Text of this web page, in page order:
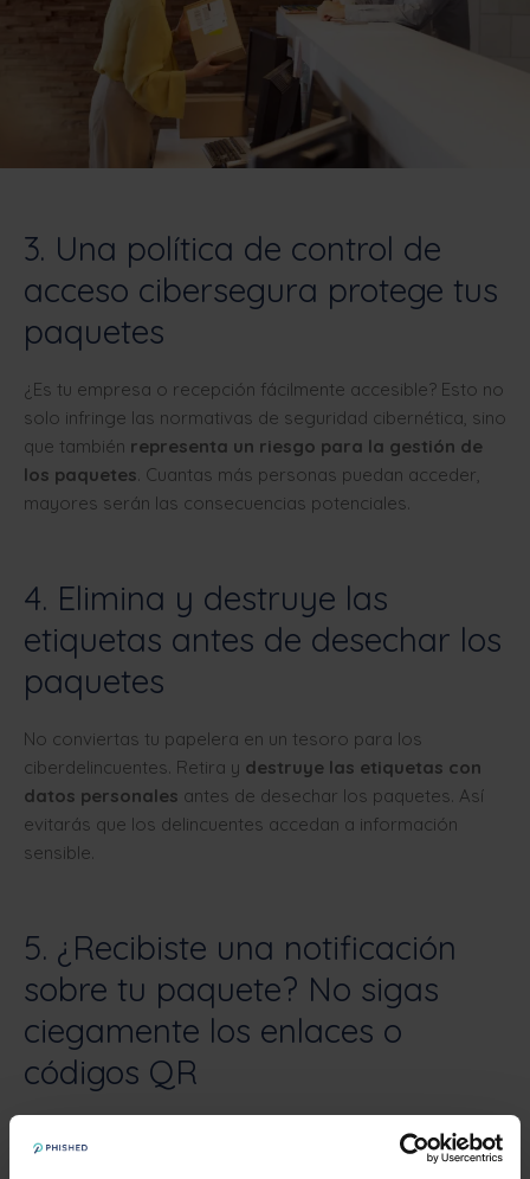
3. Una política de control de
acceso cibersegura protege tus
paquetes
¿Es tu empresa o recepción fácilmente accesible? Esto no
solo infringe las normativas de seguridad cibernética, sino
que también representa un riesgo para la gestión de
los paquetes . Cuantas más personas puedan acceder,
mayores serán las consecuencias potenciales.
4. Elimina y destruye las
etiquetas antes de desechar los
paquetes
No conviertas tu papelera en un tesoro para los
ciberdelincuentes. Retira y destruye las etiquetas con
datos personales antes de desechar los paquetes. Así
evitarás que los delincuentes accedan a información
sensible.
5. ¿Recibiste una notificación
sobre tu paquete? No sigas
ciegamente los enlaces o
códigos QR
El 11 % de las personas hacen clic en enlaces fraudulentos
en correos de phishing. Ten cuidado con las